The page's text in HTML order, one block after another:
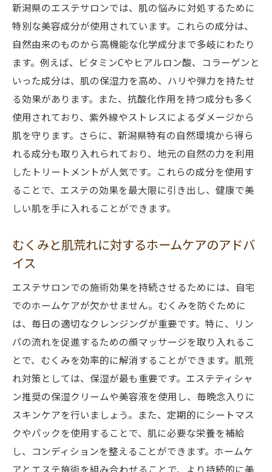
ルトリートメント
肌トラブルに効果的なエステ施術
エステでのリラックス効果と美肌効果
新潟県のエステサロンで人気の施術メニュ
ー
エステ施術の効果を最大限に引き出す方法
エステケア後のホームケアの重要性
むくみと肌荒れに効くフェイシャルエステの効
果とは
むくみ解消に効果的なフェイシャルエステ
肌荒れ対策に最適なエステ施術
フェイシャルトリートメントの効果的な受
け方
エステでの施術が肌に与える影響
肌荒れを防ぐためのエステトリートメント
新潟県のエステサロンでは、肌の悩みに対処するために
特別な美容成分が使用されています。これらの成分は、
自然由来のものから高機能な化学成分まで多岐にわたり
ます。例えば、ビタミンCやヒアルロン酸、コラーゲンと
いった成分は、肌の保湿力を高め、ハリや弾力を持たせ
る効果があります。また、抗酸化作用を持つ成分も多く
使用されており、紫外線やストレスによるダメージから
肌を守ります。さらに、新潟県特有の自然環境から得ら
れる成分も取り入れられており、地元の自然の力を利用
したトリートメントが人気です。これらの成分を使用す
ることで、エステの効果を最大限に引き出し、健康で美
しい肌を手に入れることができます。
むくみと肌荒れに対するホームケアのアドバ
イス
エステサロンでの施術効果を持続させるためには、自宅
でのホームケアが欠かせません。むくみを防ぐために
は、毎日の適切なクレンジングが重要です。特に、リン
パの流れを促進するための顔マッサージを取り入れるこ
とで、むくみを効率的に解消することができます。肌荒
れ対策としては、保湿が最も重要です。エステティシャ
ン推奨の保湿クリームや美容液を使用し、毎晩念入りに
スキンケアを行いましょう。また、定期的にシートマス
クやパックを使用することで、肌に必要な栄養を補給
し、コンディションを整えることができます。ホームケ
アとエステ施術を組み合わせることで、より持続的に美